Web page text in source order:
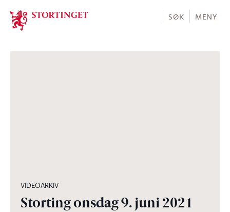
Stortinget.no
SØK MENY
VIDEOARKIV
Storting onsdag 9. juni 2021